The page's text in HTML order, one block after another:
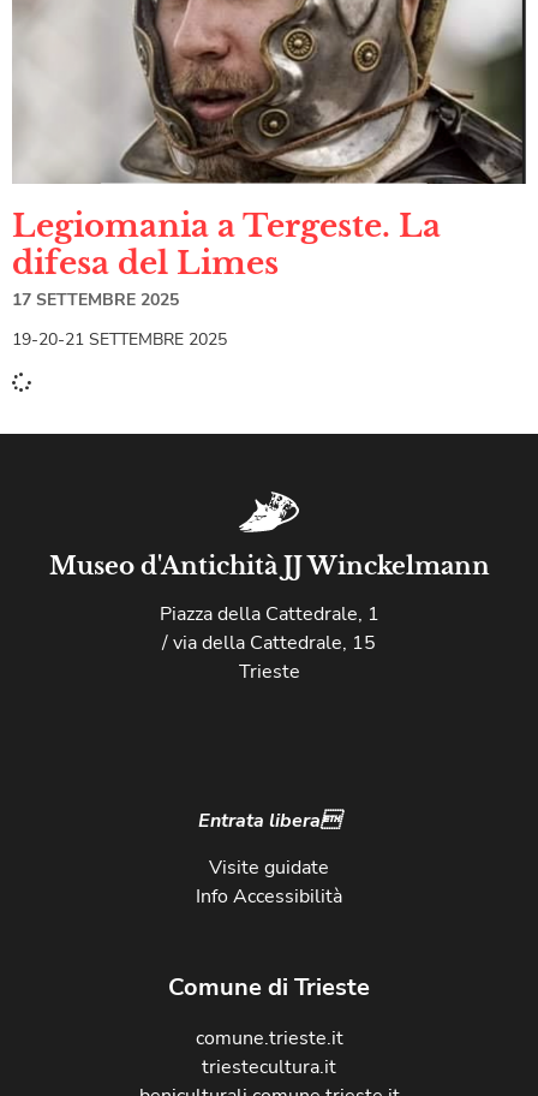
Legiomania a Tergeste. La
difesa del Limes
17 SETTEMBRE 2025
19-20-21 SETTEMBRE 2025
Museo d'Antichità JJ Winckelmann
Piazza della Cattedrale, 1
/ via della Cattedrale, 15
Trieste
Entrata libera
Visite guidate
Info Accessibilità
Comune di Trieste
comune.trieste.it
triestecultura.it